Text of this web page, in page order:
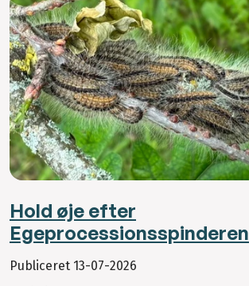
Hold øje efter
Egeprocessionsspinderen
Publiceret 13-07-2026